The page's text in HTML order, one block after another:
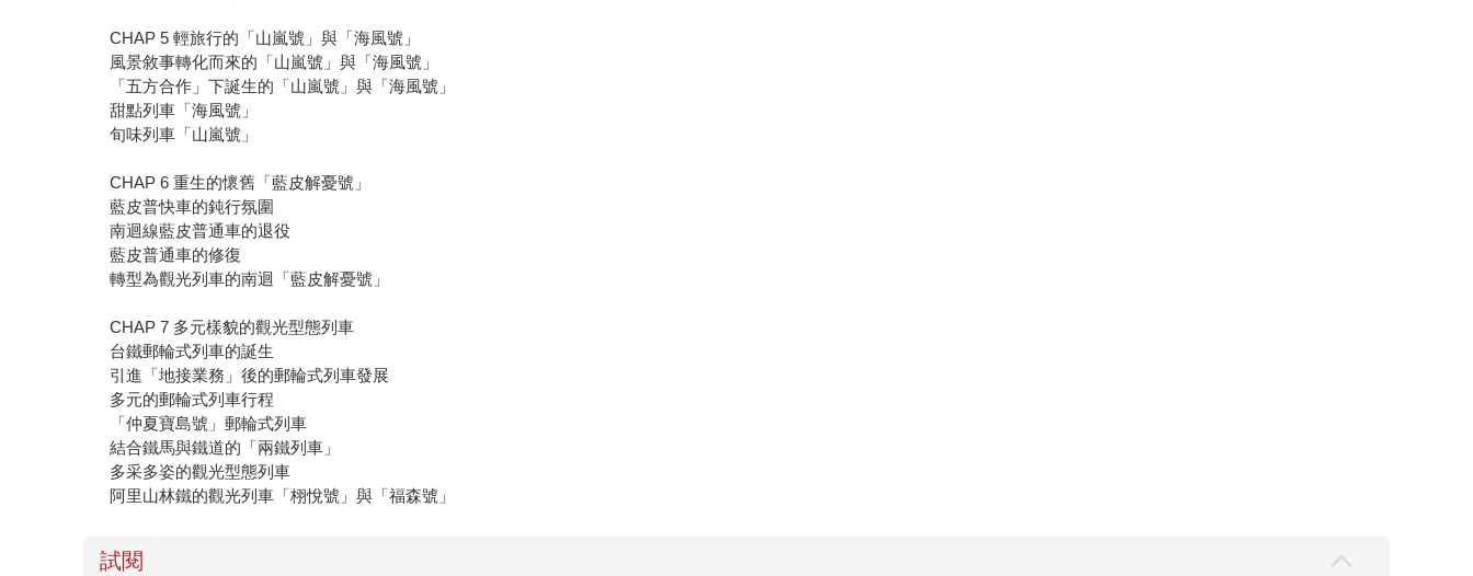
CHAP 5 輕旅行的「山嵐號」與「海風號」
風景敘事轉化而來的「山嵐號」與「海風號」
「五方合作」下誕生的「山嵐號」與「海風號」
甜點列車「海風號」
旬味列車「山嵐號」
CHAP 6 重生的懷舊「藍皮解憂號」
藍皮普快車的鈍行氛圍
南迴線藍皮普通車的退役
藍皮普通車的修復
轉型為觀光列車的南迴「藍皮解憂號」
CHAP 7 多元樣貌的觀光型態列車
台鐵郵輪式列車的誕生
引進「地接業務」後的郵輪式列車發展
多元的郵輪式列車行程
「仲夏寶島號」郵輪式列車
結合鐵馬與鐵道的「兩鐵列車」
多采多姿的觀光型態列車
阿里山林鐵的觀光列車「栩悅號」與「福森號」
試閱